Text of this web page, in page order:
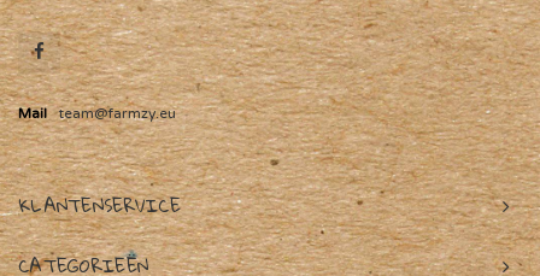
Mail team@farmzy.eu
KLANTENSERVICE
CATEGORIEËN